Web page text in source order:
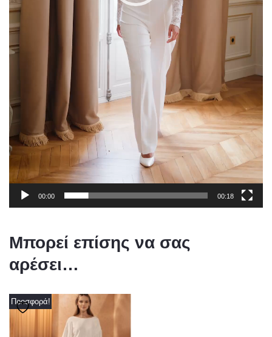
00:00 00:18
Μπορεί επίσης να σας
αρέσει…
Προσφορά!